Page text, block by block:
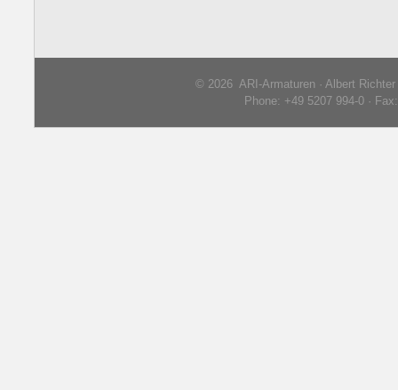
© 2026 ARI-Armaturen · Albert
Phone: +49 5207 994-0 ·